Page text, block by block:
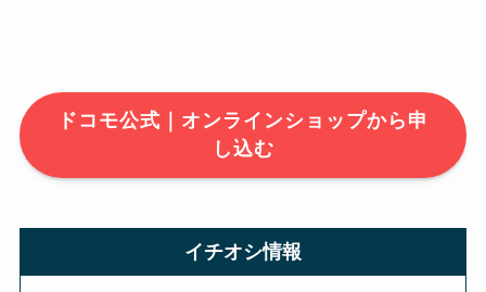
ドコモ公式｜オンラインショップから申
し込む
イチオシ情報